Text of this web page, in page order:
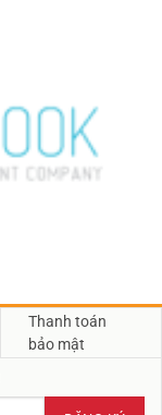
Thanh toán
bảo mật